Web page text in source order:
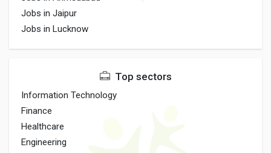
Jobs in Jaipur
Jobs in Lucknow
Top sectors
Information Technology
Finance
Healthcare
Engineering